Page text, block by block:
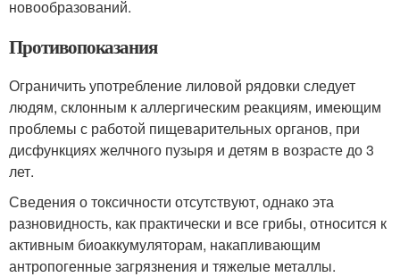
новообразований.
Противопоказания
Ограничить употребление лиловой рядовки следует
людям, склонным к аллергическим реакциям, имеющим
проблемы с работой пищеварительных органов, при
дисфункциях желчного пузыря и детям в возрасте до 3
лет.
Сведения о токсичности отсутствуют, однако эта
разновидность, как практически и все грибы, относится к
активным биоаккумуляторам, накапливающим
антропогенные загрязнения и тяжелые металлы.